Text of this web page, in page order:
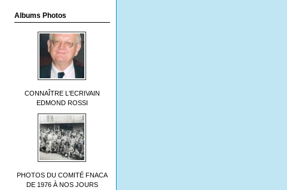
Albums Photos
CONNAÎTRE L'ECRIVAIN
EDMOND ROSSI
PHOTOS DU COMITÉ FNACA
DE 1976 À NOS JOURS